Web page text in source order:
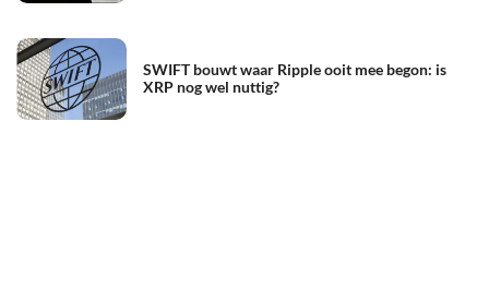
SWIFT bouwt waar Ripple ooit mee begon: is
XRP nog wel nuttig?